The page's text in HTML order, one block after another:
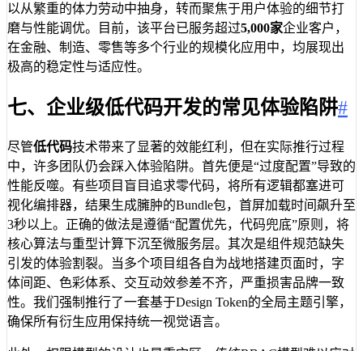
以从繁重的体力劳动中抽身，转而聚焦于用户体验的细节打
磨与性能调优。目前，该平台已服务超过5,000家企业客户，
在金融、制造、零售等多个行业的规模化应用中，均展现出
极高的稳定性与适应性。
七、企业级低代码开发的常见体验陷阱#
尽管低代码技术带来了显著的效能红利，但在实际推行过程
中，许多团队仍会踩入体验陷阱。首先便是“过度配置”导致的
性能反噬。有些项目盲目追求零代码，将所有逻辑都塞进可
视化编排器，结果生成臃肿的Bundle包，首屏加载时间飙升至
3秒以上。正确的做法是遵循“配置优先，代码兜底”原则，将
核心算法与重型计算下沉至微服务层。其次是组件规范缺失
引发的体验割裂。当多个项目组各自为战地搭建页面时，字
体间距、色彩体系、交互动效参差不齐，严重损害品牌一致
性。我们强制推行了一套基于Design Token的全局主题引擎，
确保所有衍生应用保持统一视觉语言。